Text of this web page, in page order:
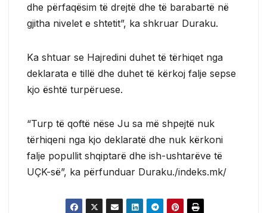
dhe përfaqësim të drejtë dhe të barabartë në
gjitha nivelet e shtetit”, ka shkruar Duraku.
Ka shtuar se Hajredini duhet të tërhiqet nga
deklarata e tillë dhe duhet të kërkoj falje sepse
kjo është turpëruese.
“Turp të qoftë nëse Ju sa më shpejtë nuk
tërhiqeni nga kjo deklaratë dhe nuk kërkoni
falje popullit shqiptarë dhe ish-ushtarëve të
UÇK-së”, ka përfunduar Duraku./indeks.mk/